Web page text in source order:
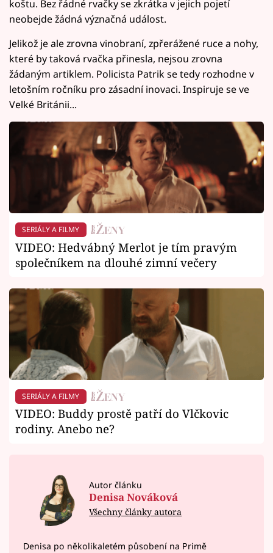
koštu. Bez řádné rvačky se zkrátka v jejich pojetí
neobejde žádná význačná událost.
Jelikož je ale zrovna vinobraní, zpřerážené ruce a nohy,
které by taková rvačka přinesla, nejsou zrovna
žádaným artiklem. Policista Patrik se tedy rozhodne v
letošním ročníku pro zásadní inovaci. Inspiruje se ve
Velké Británii...
SERIÁLY A FILMY
VIDEO: Hedvábný Merlot je tím pravým
společníkem na dlouhé zimní večery
SERIÁLY A FILMY
VIDEO: Buddy prostě patří do Vlčkovic
rodiny. Anebo ne?
Autor článku
Denisa Nováková
Všechny články autora
Denisa po několikaletém působení na Primě